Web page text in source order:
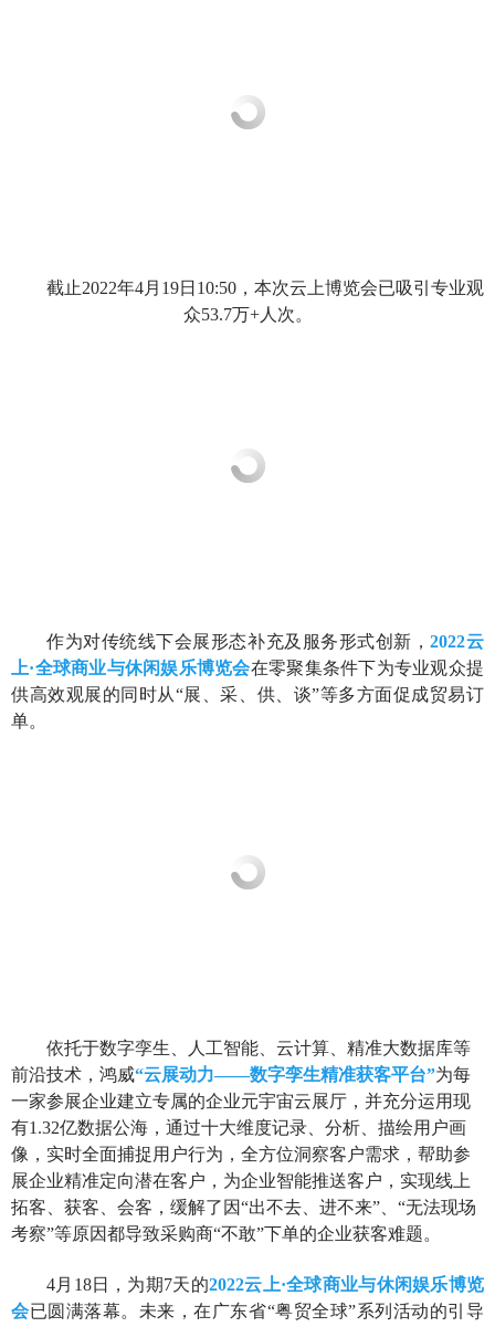
截止2022年4月19日10:50，本次云上博览会已吸引专业观
众53.7万+人次。
作为对传统线下会展形态补充及服务形式创新，2022云
上·全球商业与休闲娱乐博览会在零聚集条件下为专业观众提
供高效观展的同时从“展、采、供、谈”等多方面促成贸易订
单。
依托于数字孪生、人工智能、云计算、精准大数据库等
前沿技术，鸿威“云展动力——数字孪生精准获客平台”为每
一家参展企业建立专属的企业元宇宙云展厅，并充分运用现
有1.32亿数据公海，通过十大维度记录、分析、描绘用户画
像，实时全面捕捉用户行为，全方位洞察客户需求，帮助参
展企业精准定向潜在客户，为企业智能推送客户，实现线上
拓客、获客、会客，缓解了因“出不去、进不来”、“无法现场
考察”等原因都导致采购商“不敢”下单的企业获客难题。
4月18日，为期7天的2022云上·全球商业与休闲娱乐博览
会已圆满落幕。未来，在广东省“粤贸全球”系列活动的引导